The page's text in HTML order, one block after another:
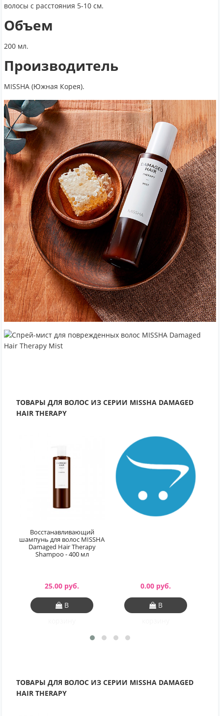
волосы с расстояния 5-10 см.
Объем
200 мл.
Производитель
MISSHA (Южная Корея).
ТОВАРЫ ДЛЯ ВОЛОС ИЗ СЕРИИ MISSHA DAMAGED
HAIR THERAPY
Восстанавливающий
шампунь для волос MISSHA
Damaged Hair Therapy
Shampoo - 400 мл
25.00 руб.
В
0.00 руб.
В
ТОВАРЫ ДЛЯ ВОЛОС ИЗ СЕРИИ MISSHA DAMAGED
HAIR THERAPY